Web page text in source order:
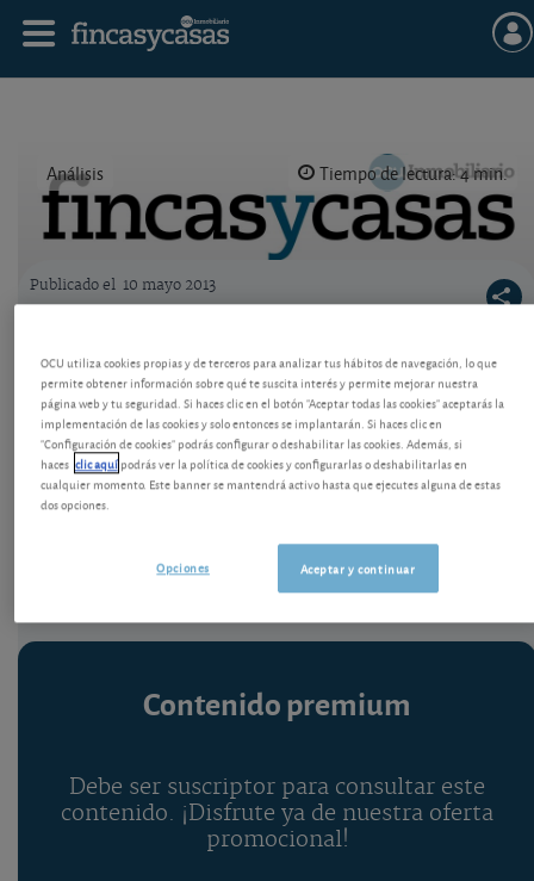
Análisis Tiempo de lectura: 4 min.
Logo OCU inmobiliario
Publicado el 10 mayo 2013
vivienda
¿Es suficiente la caída acumulada en el precio de la
vivienda en España? ¿Cuánto más debe bajar? Vea
qué factores nos parecen esenciales en la evolución
del sector, para no dejarse distraer por
declaraciones.
Contenido premium
Debe ser suscriptor para consultar este
contenido. ¡Disfrute ya de nuestra oferta
promocional!
OCU utiliza cookies propias y de terceros para analizar tus hábitos de navegación, lo que
permite obtener información sobre qué te suscita interés y permite mejorar nuestra
página web y tu seguridad. Si haces clic en el botón "Aceptar todas las cookies" aceptarás la
implementación de las cookies y solo entonces se implantarán. Si haces clic en
"Configuración de cookies" podrás configurar o deshabilitar las cookies. Además, si
haces clic aquípodrás ver la política de cookies y configurarlas o deshabilitarlas en
cualquier momento. Este banner se mantendrá activo hasta que ejecutes alguna de estas
dos opciones.
Aceptar y continuar
Opciones